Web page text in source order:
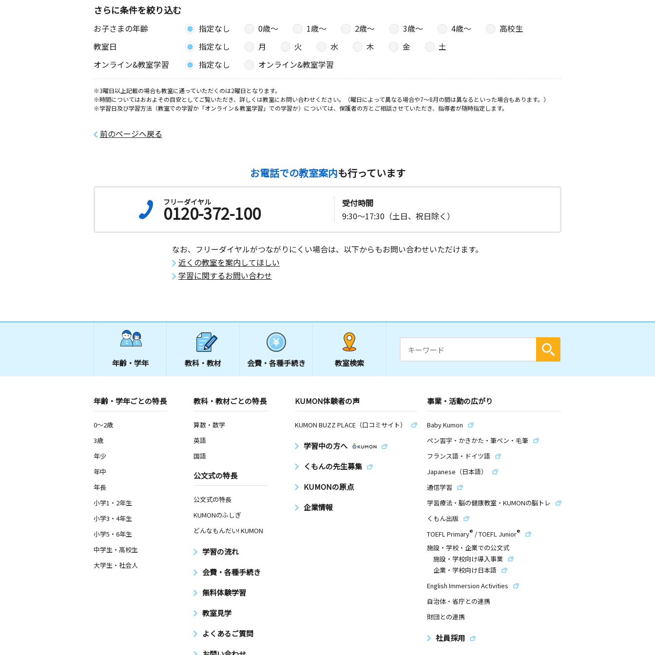
さらに条件を絞り込む
お子さまの年齢 指定なし 0歳〜 1歳〜 2歳〜 3歳〜 4歳〜
高校生
教室日
指定なし 月 火 水 木 金
土
オンライン&教室学習
指定なし オンライン&教室学習
※3曜日以上記載の場合も教室に通っていただくのは2曜日となります。
※時間についてはおおよその目安としてご覧いただき、詳しくは教室にお問い合わせください。（曜日によって異なる場合や7～8月の間は異なるといった場合もあります。）
※学習日及び学習方法（教室での学習か「オンライン＆教室学習」での学習か）については、保護者の方とご相談させていただき、指導者が随時指定します。
前のページへ戻る
お電話での教室案内も行っています
フリーダイヤル
0120-372-100
受付時間
9:30～17:30（土日、祝日除く）
なお、フリーダイヤルがつながりにくい場合は、以下からもお問い合わせいただけます。
近くの教室を案内してほしい
学習に関するお問い合わせ
年齢・学年 教科・教材 会費・ 各種手続き 教室検索
年齢・学年ごとの特長
0～2歳
3歳
年少
年中
年長
小学1・2年生
小学3・4年生
小学5・6年生
中学生・高校生
大学生・社会人
教科・教材ごとの特長
算数・数学
英語
国語
公文式の特長
公文式の特長
KUMONのふしぎ
どんなもんだい! KUMON
学習の流れ
会費・各種手続き
無料体験学習
教室見学
よくあるご質問
KUMON体験者の声
KUMON BUZZ PLACE（口コミサイト）
学習中の方へ
くもんの先生募集
KUMONの原点
企業情報
事業・活動の広がり
Baby Kumon
ペン習字・かきかた・筆ペン・毛筆
フランス語・ドイツ語
Japanese（日本語）
通信学習
学習療法・脳の健康教室・KUMONの脳トレ
くもん出版
TOEFL Primary® /TOEFL Junior®
施設・学校・企業での公文式
施設・学校向け導入事業
企業・学校向け日本語
English Immersion Activities
自治体・省庁との連携
財団との連携
社員採用